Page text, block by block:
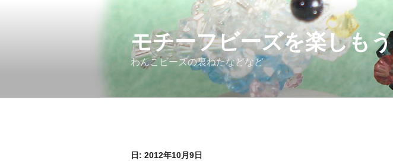
モチーフビーズを楽しもう
わんこビーズの裏ねたなどなど
日: 2012年10月9日